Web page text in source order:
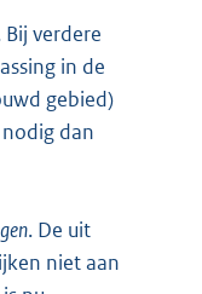
Bij verdere
in de
gebied)
dan
. De uit
niet aan